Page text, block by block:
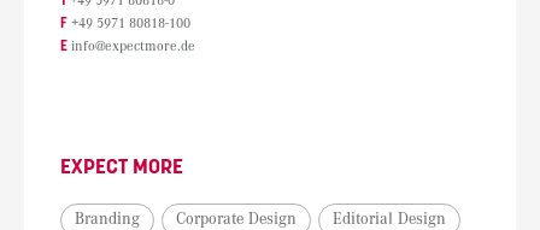
F +49 5971 80818-100
E info@expectmore.de
EXPECT MORE
Branding Corporate Design Editorial Design